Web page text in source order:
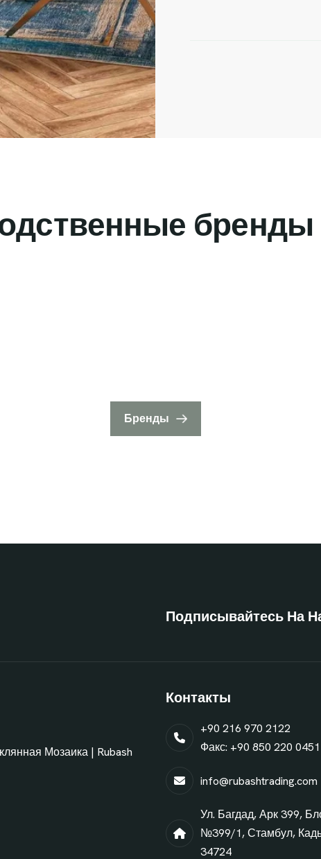
дственные бренды
Бренды
Подписывайтесь На
Мозаика | Rubash
Контакты
+90 216 970 2122
Факс: +90 850 220 0451
info@rubashtrading.com
Ул. Багдад, Арк 399,
№399/1, Стамбул,
34724